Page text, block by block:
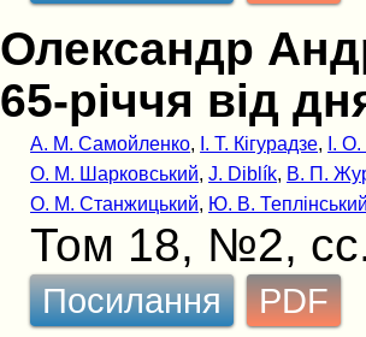
Олександр
65-рiччя вiд
А. М. Самойленко, І. Т. Кігурадзе, І.
О. М. Шарковський,J. Diblík, В. П.
О. М. Станжицький, Ю. В.
Том 18, №2,
Посилання PDF